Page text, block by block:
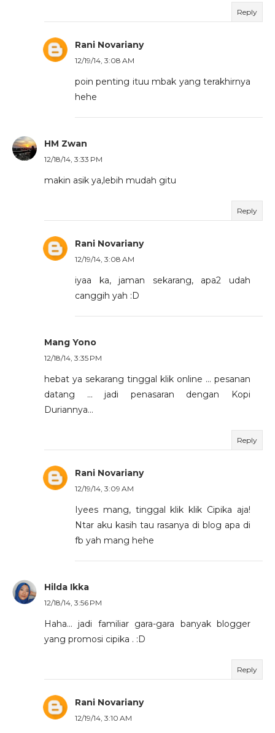
Reply
Rani Novariany
12/19/14, 3:08 AM
poin penting ituu mbak yang terakhirnya
hehe
HM Zwan
12/18/14, 3:33 PM
makin asik ya,lebih mudah gitu
Reply
Rani Novariany
12/19/14, 3:08 AM
iyaa ka, jaman sekarang, apa2 udah
canggih yah :D
Mang Yono
12/18/14, 3:35 PM
hebat ya sekarang tinggal klik online ... pesanan
datang ... jadi penasaran dengan Kopi
Duriannya...
Reply
Rani Novariany
12/19/14, 3:09 AM
Iyees mang, tinggal klik klik Cipika aja!
Ntar aku kasih tau rasanya di blog apa di
fb yah mang hehe
Hilda Ikka
12/18/14, 3:56 PM
Haha... jadi familiar gara-gara banyak blogger
yang promosi cipika . :D
Reply
Rani Novariany
12/19/14, 3:10 AM